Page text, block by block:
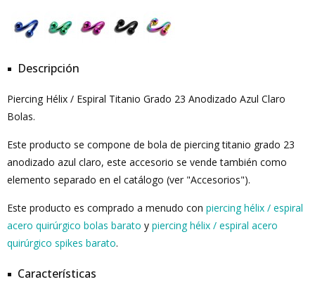
Descripción
Piercing Hélix / Espiral Titanio Grado 23 Anodizado Azul Claro
Bolas.
Este producto se compone de bola de piercing titanio grado 23
anodizado azul claro, este accesorio se vende también como
elemento separado en el catálogo (ver "Accesorios").
Este producto es comprado a menudo con piercing hélix / espiral
acero quirúrgico bolas barato y piercing hélix / espiral acero
quirúrgico spikes barato.
Características